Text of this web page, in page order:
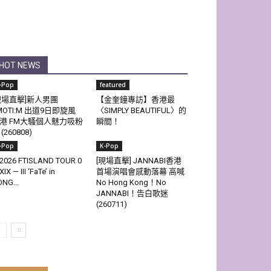
HOT NEWS
Pop
場直擊]新人男團
出道9日即旋風
FM大騷個人魅力吸粉
featured
【金奎鐘專訪】香港最
〈SIMPLY BEAUTIFUL〉的
瞬間！
Pop
2026 FTISLAND TOUR 0
— III ‘FaTe’ in
K-Pop
[現場直擊] JANNABI香港
首場演唱會感動落幕 高喊
No Hong Kong！No
JANNABI！告白歌迷
(260711)